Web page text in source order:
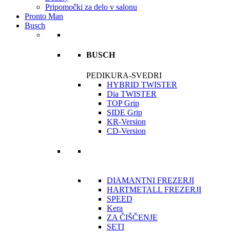
Pripomočki za delo v salonu
Pronto Man
Busch
BUSCH
PEDIKURA-SVEDRI
HYBRID TWISTER
Dia TWISTER
TOP Grip
SIDE Grip
KR-Version
CD-Version
DIAMANTNI FREZERJI
HARTMETALL FREZERJI
SPEED
Kera
ZA ČIŠČENJE
SETI